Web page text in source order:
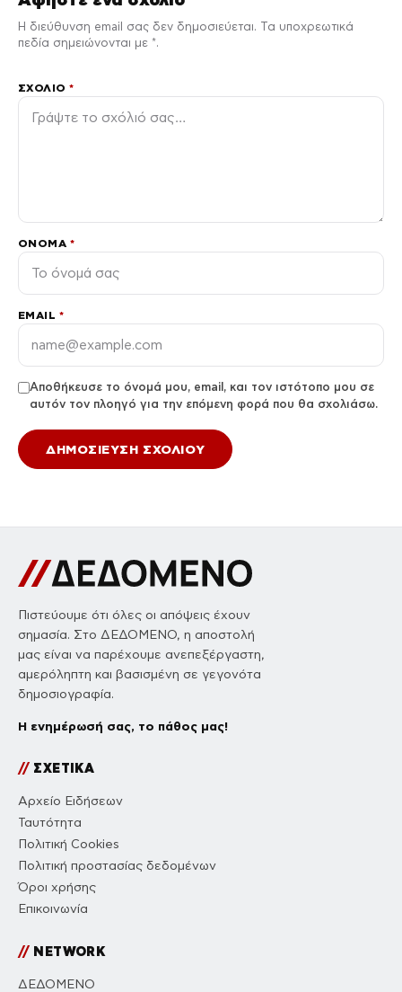
Η διεύθυνση email σας δεν δημοσιεύεται. Τα υποχρεωτικά
πεδία σημειώνονται με *.
ΣΧΌΛΙΟ*
ΌΝΟΜΑ *
EMAIL *
Αποθήκευσε το όνομά μου, email, και τον ιστότοπο μου σε
αυτόν τον πλοηγό για την επόμενη φορά που θα σχολιάσω.
Πιστεύουμε ότι όλες οι απόψεις έχουν
σημασία. Στο ΔΕΔΟΜΕΝΟ, η αποστολή
μας είναι να παρέχουμε ανεπεξέργαστη,
αμερόληπτη και βασισμένη σε γεγονότα
δημοσιογραφία.
Η ενημέρωσή σας, το πάθος μας!
//ΣΧΕΤΙΚΑ
Αρχείο Ειδήσεων
Ταυτότητα
Πολιτική Cookies
Πολιτική προστασίας δεδομένων
Όροι χρήσης
Επικοινωνία
//NETWORK
ΔΕΔΟΜΕΝΟ